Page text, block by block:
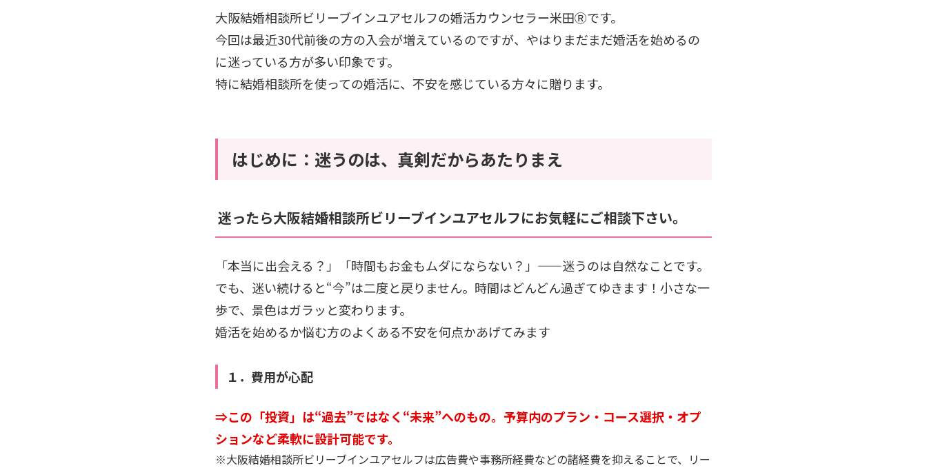
大阪結婚相談所ビリーブインユアセルフの婚活カウンセラー米田Ⓡです。
今回は最近30代前後の方の入会が増えているのですが、やはりまだまだ婚活を始めるの
に迷っている方が多い印象です。
特に結婚相談所を使っての婚活に、不安を感じている方々に贈ります。
はじめに：迷うのは、真剣だからあたりまえ
迷ったら大阪結婚相談所ビリーブインユアセルフにお気軽にご相談下さい。
「本当に出会える？」「時間もお金もムダにならない？」——迷うのは自然なことです。
でも、迷い続けると“今”は二度と戻りません。時間はどんどん過ぎてゆきます！小さな一
歩で、景色はガラッと変わります。
婚活を始めるか悩む方のよくある不安を何点かあげてみます
１．費用が心配
⇒この「投資」は“過去”ではなく“未来”へのもの。予算内のプラン・コース選択・オプ
ションなど柔軟に設計可能です。
※大阪結婚相談所ビリーブインユアセルフは広告費や事務所経費などの諸経費を抑えることで、リー